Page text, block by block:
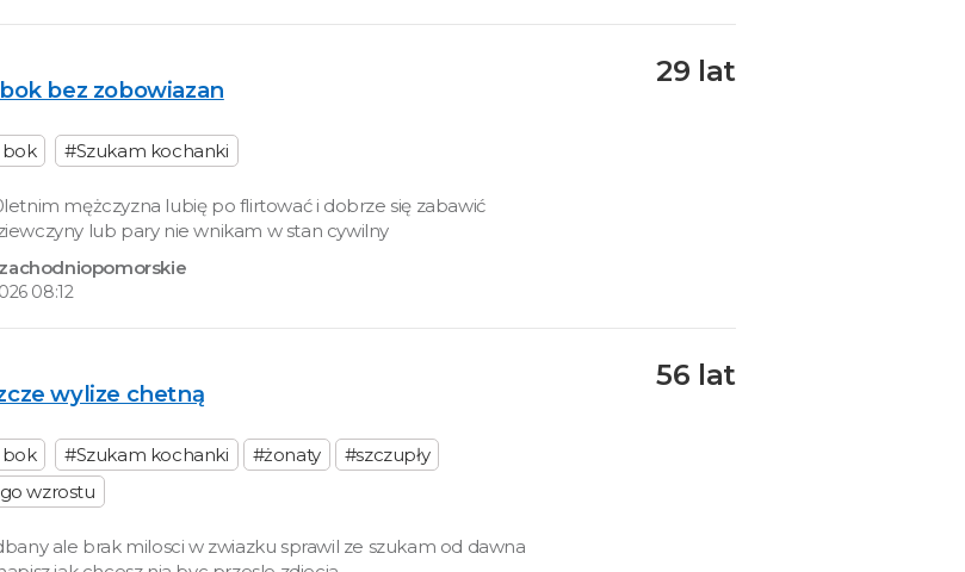
bez zobowiazan
bok #Szukam kochanki
mężczyzna lubię po flirtować i dobrze się zabawić
lub pary nie wnikam w stan cywilny
08:12
29 lat
wylize chetną
bok #Szukam kochanki #żonaty
#szczupły
wzrostu
ale brak milosci w zwiazku sprawil ze szukam od dawna
56 lat